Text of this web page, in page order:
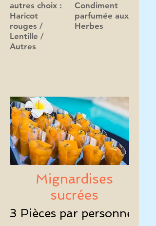
autres choix :
Haricot
rouges /
Lentille /
Autres
Condiment
parfumée aux
Herbes
Mignardises
sucrées
3 Pièces par personnes